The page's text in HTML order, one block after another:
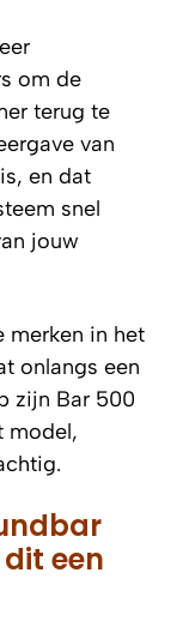
om de
terug te
van
en dat
snel
jouw
merken in het
onlangs een
zijn Bar 500
model,
een